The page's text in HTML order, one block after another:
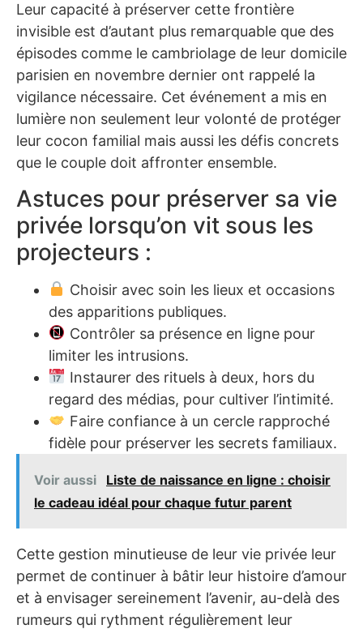
Leur capacité à préserver cette frontière
invisible est d’autant plus remarquable que des
épisodes comme le cambriolage de leur domicile
parisien en novembre dernier ont rappelé la
vigilance nécessaire. Cet événement a mis en
lumière non seulement leur volonté de protéger
leur cocon familial mais aussi les défis concrets
que le couple doit affronter ensemble.
Astuces pour préserver sa vie
privée lorsqu’on vit sous les
projecteurs :
Choisir avec soin les lieux et occasions
des apparitions publiques.
Contrôler sa présence en ligne pour
limiter les intrusions.
Instaurer des rituels à deux, hors du
regard des médias, pour cultiver l’intimité.
Faire confiance à un cercle rapproché
fidèle pour préserver les secrets familiaux.
Voir aussi
Liste de naissance en ligne : choisir
le cadeau idéal pour chaque futur parent
Cette gestion minutieuse de leur vie privée leur
permet de continuer à bâtir leur histoire d’amour
et à envisager sereinement l’avenir, au-delà des
rumeurs qui rythment régulièrement leur